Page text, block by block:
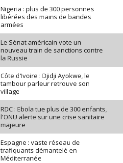
Nigeria : plus de 300 personnes
libérées des mains de bandes
armées
Le Sénat américain vote un
nouveau train de sanctions contre
la Russie
Côte d'Ivoire : Djidji Ayokwe, le
tambour parleur retrouve son
village
RDC : Ebola tue plus de 300 enfants,
l'ONU alerte sur une crise sanitaire
majeure
Espagne : vaste réseau de
trafiquants démantelé en
Méditerranée